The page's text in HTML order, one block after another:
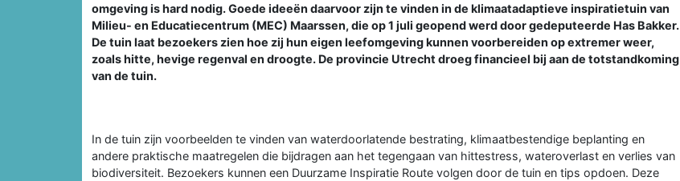
omgeving is hard nodig. Goede ideeën daarvoor zijn te vinden in de klimaatadaptieve inspiratietuin van
Milieu- en Educatiecentrum (MEC) Maarssen, die op 1 juli geopend werd door gedeputeerde Has Bakker.
De tuin laat bezoekers zien hoe zij hun eigen leefomgeving kunnen voorbereiden op extremer weer,
zoals hitte, hevige regenval en droogte. De provincie Utrecht droeg financieel bij aan de totstandkoming
van de tuin.
In de tuin zijn voorbeelden te vinden van waterdoorlatende bestrating, klimaatbestendige beplanting en
andere praktische maatregelen die bijdragen aan het tegengaan van hittestress, wateroverlast en verlies van
biodiversiteit. Bezoekers kunnen een Duurzame Inspiratie Route volgen door de tuin en tips opdoen. Deze